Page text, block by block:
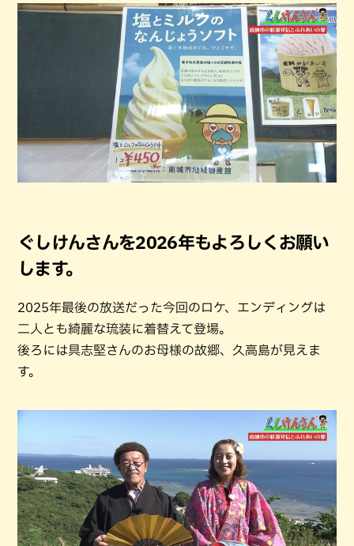
ぐしけんさんを2026年もよろしくお願い
します。
2025年最後の放送だった今回のロケ、エンディングは
二人とも綺麗な琉装に着替えて登場。
後ろには具志堅さんのお母様の故郷、久高島が見えま
す。